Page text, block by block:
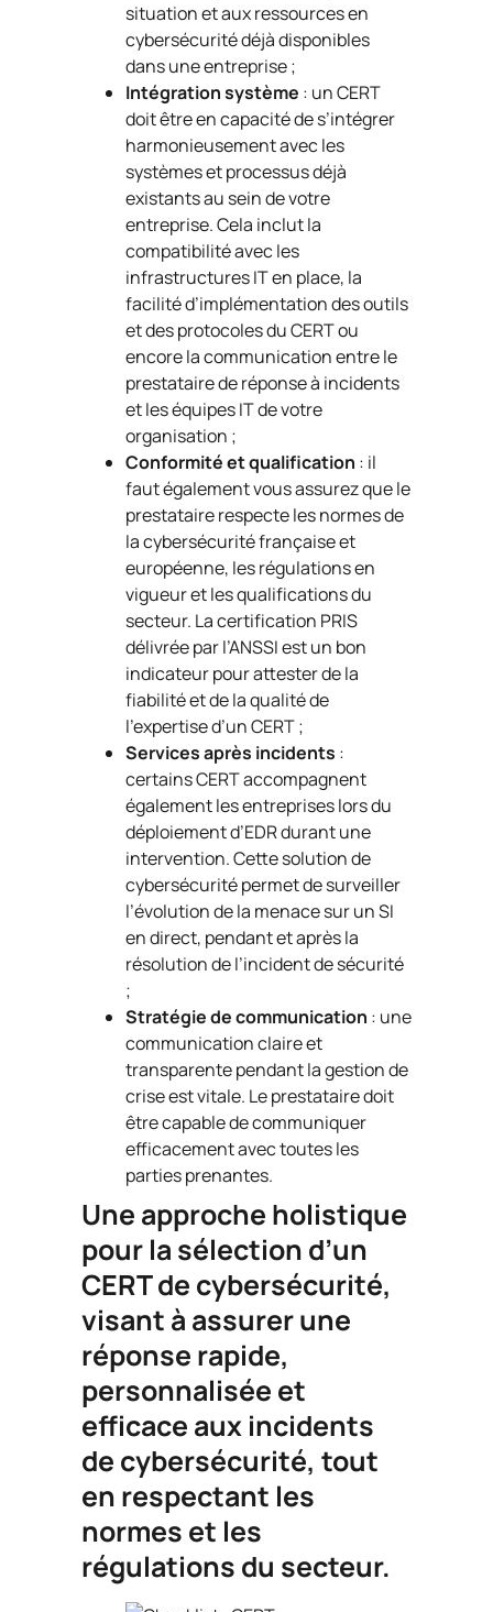
situation et aux ressources en
cybersécurité déjà disponibles
dans une entreprise ;
Intégration système : un CERT
doit être en capacité de s’intégrer
harmonieusement avec les
systèmes et processus déjà
existants au sein de votre
entreprise. Cela inclut la
compatibilité avec les
infrastructures IT en place, la
facilité d’implémentation des outils
et des protocoles du CERT ou
encore la communication entre le
prestataire de réponse à incidents
et les équipes IT de votre
organisation ;
Conformité et qualification : il
faut également vous assurez que le
prestataire respecte les normes de
la cybersécurité française et
européenne, les régulations en
vigueur et les qualifications du
secteur. La certification PRIS
délivrée par l’ANSSI est un bon
indicateur pour attester de la
fiabilité et de la qualité de
l’expertise d’un CERT ;
Services après incidents :
certains CERT accompagnent
également les entreprises lors du
déploiement d’EDR durant une
intervention. Cette solution de
cybersécurité permet de surveiller
l’évolution de la menace sur un SI
en direct, pendant et après la
résolution de l’incident de sécurité
;
Stratégie de communication : une
communication claire et
transparente pendant la gestion de
crise est vitale. Le prestataire doit
être capable de communiquer
efficacement avec toutes les
parties prenantes.
Une approche holistique
pour la sélection d’un
CERT de cybersécurité,
visant à assurer une
réponse rapide,
personnalisée et
efficace aux incidents
de cybersécurité, tout
en respectant les
normes et les
régulations du secteur.